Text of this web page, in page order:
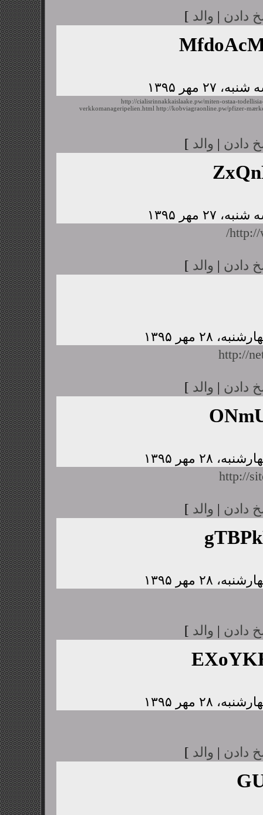
دادن | والد ]
http://cialisrinnakkaislaake.pw/miten-ostaa-
verkkomanageripelien.html http://kobviagraonline.pw/pfizer-
دادن | والد ]
http://
دادن | والد ]
http://
دادن | والد ]
http://
دادن | والد ]
دادن | والد ]
دادن | والد ]